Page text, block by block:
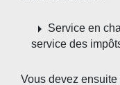
arrow_right Service en
service des
Vous devez